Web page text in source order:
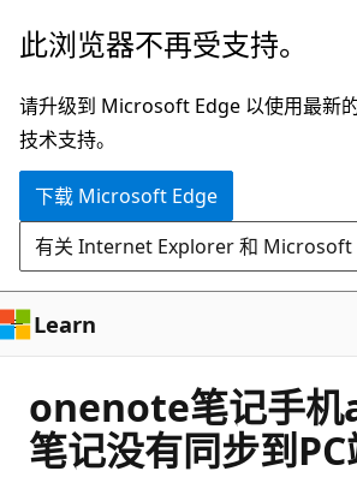
跳
主
要
内
此浏览器不再受支持。
请升级到 Microsoft Edge 以使用最新
技术支持。
下载 Microsoft Edge
有关 Internet Explorer 和 Microsoft
Learn
onenote笔记手机
笔记没有同步到PC